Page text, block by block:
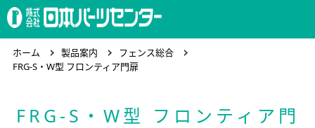
ホーム
製品案内
ホーム 製品案内
フェンス総合
FRG-S・W型 フロンティア門扉
FRG-S・W型 フロンティア門